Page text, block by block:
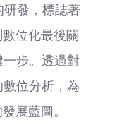
發，標誌著
位化最後關
步。透過對
位分析，為
展藍圖。